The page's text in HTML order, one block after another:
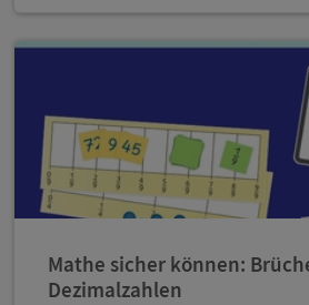
Mathe sicher können:
Dezimalzahlen